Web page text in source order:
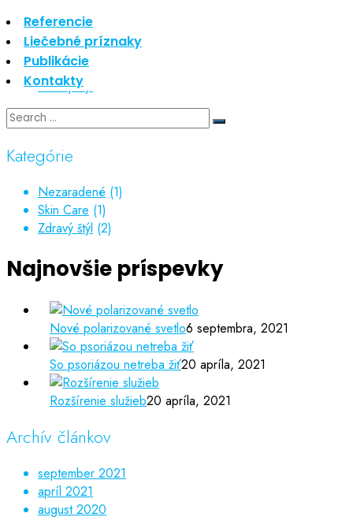
Referencie
Liečebné príznaky
Publikácie
Kontakty
Kategórie
Nezaradené
Skin Care
Zdravý štýl
Kategórie
Nezaradené (1)
Skin Care (1)
Zdravý štýl (2)
Najnovšie príspevky
Nové polarizované svetlo6 septembra, 2021
So psoriázou netreba žiť20 apríla, 2021
Rozšírenie služieb20 apríla, 2021
Archív článkov
september 2021
apríl 2021
august 2020